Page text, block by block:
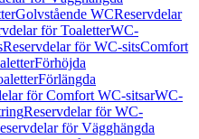
Golvstående WCReservdelar
för ToaletterWC-
Reservdelar för WC-sitsComfort
Förhöjda
Förlängda
för Comfort WC-sitsarWC-
Reservdelar för WC-
för Vägghängda